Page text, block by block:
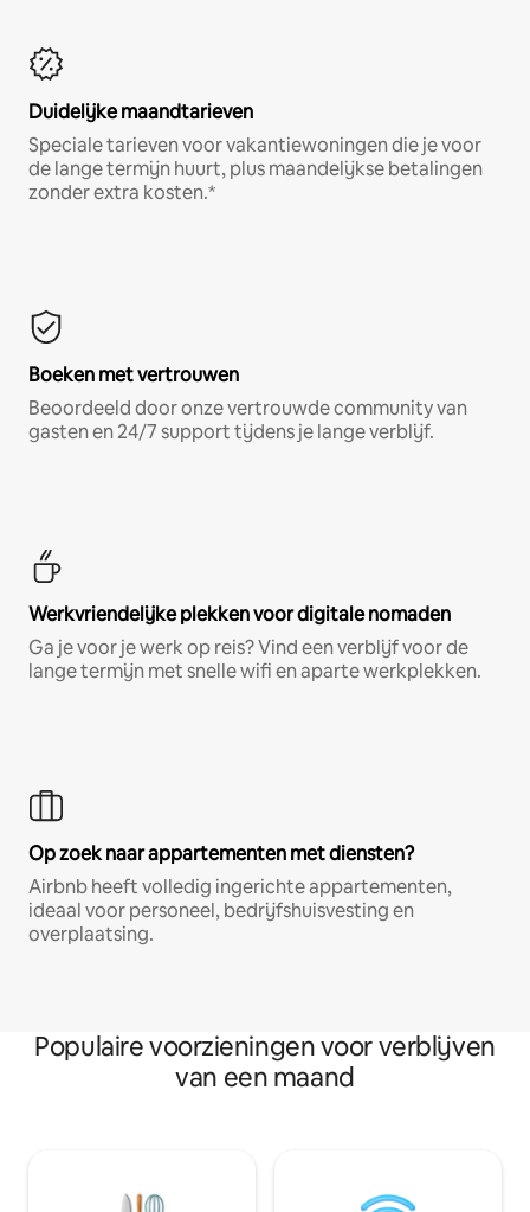
Duidelijke maandtarieven
Speciale tarieven voor vakantiewoningen die je voor
de lange termijn huurt, plus maandelijkse betalingen
zonder extra kosten.*
Boeken met vertrouwen
Beoordeeld door onze vertrouwde community van
gasten en 24/7 support tijdens je lange verblijf.
Werkvriendelijke plekken voor digitale nomaden
Ga je voor je werk op reis? Vind een verblijf voor de
lange termijn met snelle wifi en aparte werkplekken.
Op zoek naar appartementen met diensten?
Airbnb heeft volledig ingerichte appartementen,
ideaal voor personeel, bedrijfshuisvesting en
overplaatsing.
Populaire voorzieningen voor verblijven
van een maand